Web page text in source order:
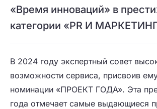
«Время инноваций» в
категории «PR И
В 2024 году экспертный совет
возможности сервиса, присвоив
номинации «ПРОЕКТ ГОДА». Эта
года отмечает самые выдающиеся